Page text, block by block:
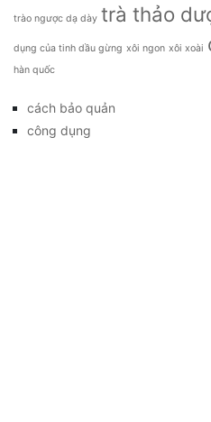
trào ngược dạ dày trà thảo
dụng của tinh dầu gừng xôi ngon xôi xoài
hàn quốc
cách bảo quản
công dụng